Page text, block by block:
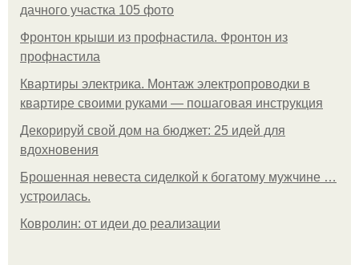
дачного участка 105 фото
Фронтон крыши из профнастила. Фронтон из
профнастила
Квартиры электрика. Монтаж электропроводки в
квартире своими руками — пошаговая инструкция
Декорируй свой дом на бюджет: 25 идей для
вдохновения
Брошенная невеста сиделкой к богатому мужчине …
устроилась.
Ковролин: от идеи до реализации